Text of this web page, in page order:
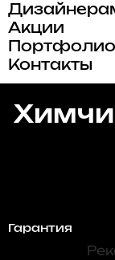
Акции
Портфолио
Контакты
Гарантия